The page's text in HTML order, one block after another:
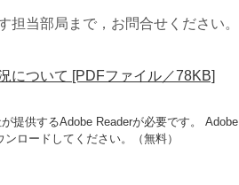
当部局まで，お問合せください。
について [PDFファイル／78KB]
提供するAdobe Readerが必要です。
Adobe
ロードしてください。（無料）